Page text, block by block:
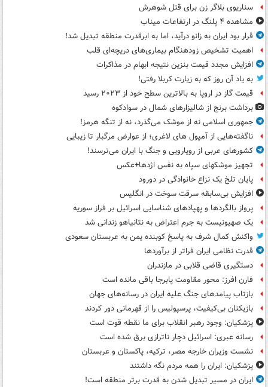
سناریوی بلاگر زن برای قتل شوهرش
مشاهده ۴ پلنگ در ارتفاعات میناب
قرار بود ایران به زانو درآید، اما به ابرقدرت منطقه تبدیل شد!
اهمیت تشخیص زودهنگام بیماری‌های دریچه‌ای قلب
افزایش مجدد قیمت بنزین نتیجه ابهام در مذاکرات
به یاد آن روز که به زیارت کربلا رفتی!
قیمت گاز در اروپا به بالاترین سطح خود از ۲۰۲۳ رسید
برداشت برنج از شالیزارهای شمال در سوادکوه
جمهوری اسلامی نه از موشک می‌گذرد، نه از تنگه هرمز!
ناگفته‌هایی از آمپول های لاغری؛ از عوارض مرگبار تا زیبایی
کشورهای عربی از رویارویی و جنگ با ایران می‌ترسند!
تجهیز موشکهای سپاه به نفس اژدها+عکس
پایان تلخ یک نزاع خانوادگی در دورود
افزایش بی‌سابقه سرقت سوخت در انگلیس
پرواز بالگردها و پهپادهای شناسایی اسرائیل بر فراز سوریه
یک صهیونیست به جرم اعتراض به نتانیاهو زندانی شد
واکنش کمال شرف به پاسخ کوبنده یمن به عربستان سعودی
قدرت نظامی ایران فراتر از برآوردها
دستگیری قاضی قلابی در مازندران
فارن افرز: محور مقاومت پابرجا باقی مانده است
بازتاب پیامدهای جنگ علیه ایران در رسانه‌های جهان
بازیکنان بی‌کیفیت، پرسپولیس را از قهرمانی دور کردند
پزشکیان: وجود رهبر انقلاب برای ما نقطه قوت است
رسانه عبری: اسرائیل دچار ناترازی برق شده است
نشست وزیران خارجه مصر، ترکیه، پاکستان و عربستان
پزشکیان: ایران را همه مردم نگه داشتند
ایران در مسیر تبدیل شدن به قدرت برتر منطقه است!